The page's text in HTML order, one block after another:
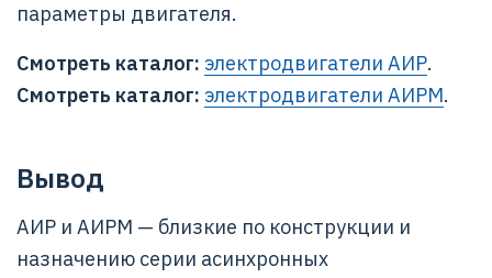
параметры двигателя.
Смотреть каталог: электродвигатели АИР.
Смотреть каталог: электродвигатели АИРМ.
Вывод
АИР и АИРМ — близкие по конструкции и
назначению серии асинхронных